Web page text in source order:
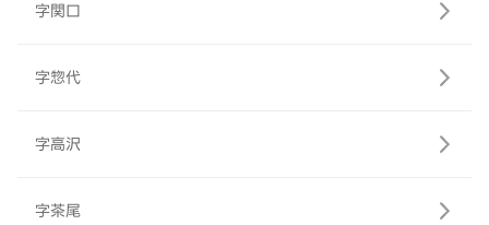
字関口
字惣代
字高沢
字茶尾